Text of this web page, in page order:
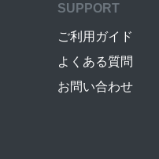
SUPPORT
ご利用ガイド
よくある質問
お問い合わせ